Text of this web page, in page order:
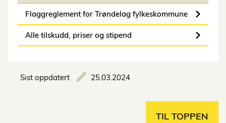
Flaggreglement for Trøndelag fylkeskommune
Alle tilskudd, priser og stipend
Sist oppdatert 25.03.2024
TIL TOPPEN